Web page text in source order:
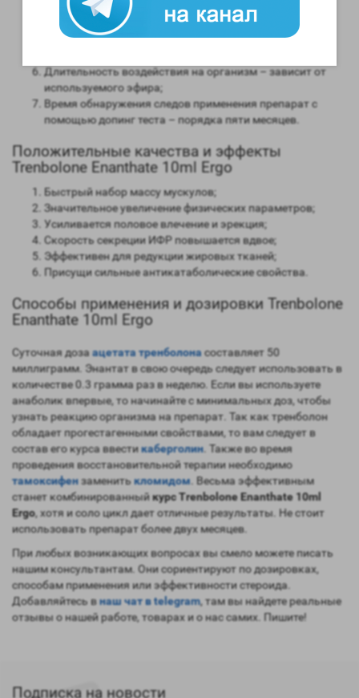
Способность конвертироваться в женские гормоны
(ароматизация) – нет;
Степень нагрузки на печень – отсутствует;
Длительность воздействия на организм – зависит от
используемого эфира;
Время обнаружения следов применения препарат с
помощью допинг теста – порядка пяти месяцев.
Положительные качества и эффекты
Trenbolone Enanthate 10ml Ergo
Быстрый набор массу мускулов;
Значительное увеличение физических параметров;
Усиливается половое влечение и эрекция;
Скорость секреции ИФР повышается вдвое;
Эффективен для редукции жировых тканей;
Присущи сильные антикатаболические свойства.
Способы применения и дозировки Trenbolone
Enanthate 10ml Ergo
Суточная дозаацетата тренболонасоставляет 50
миллиграмм. Энантат в свою очередь следует использовать в
количестве 0.3 грамма раз в неделю. Если вы используете
анаболик впервые, то начинайте с минимальных доз, чтобы
узнать реакцию организма на препарат. Так как тренболон
обладает прогестагенными свойствами, то вам следует в
состав его курса ввестикаберголин. Также во время
проведения восстановительной терапии необходимо
тамоксифензаменитькломидом . Весьма эффективным
станет комбинированныйкурс Trenbolone Enanthate 10ml
Ergo, хотя и соло цикл дает отличные результаты. Не стоит
использовать препарат более двух месяцев.
При любых возникающих вопросах вы смело можете писать
нашим консультантам. Они сориентируют по дозировках,
способам применения или эффективности стероида.
Добавляйтесь внаш чат в telegram, там вы найдете реальные
отзывы о нашей работе, товарах и о нас самих. Пишите!
Подписка на новости